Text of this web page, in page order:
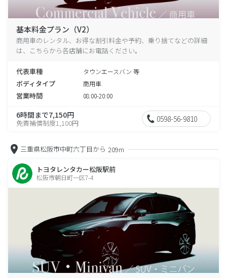
基本料金プラン（V2）
商用車のレンタル、お得な割引料金や予約、乗り捨てなどの詳細
は、こちらから各店舗にお電話ください。
代表車種 タウンエースバン 等
ボディタイプ 商用車
営業時間 08:00-20:00
6時間まで7,150円
免責補償制度1,100円 0598-56-9810
三重県松阪市中町六丁目から 209m
トヨタレンタカー松阪駅前
松阪市朝日町一区7-4